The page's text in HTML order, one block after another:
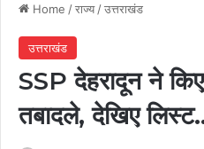
Home /राज्य/उत्तराखंड
उत्तराखंड
SSP देहरादून ने
तबादले, देखिए